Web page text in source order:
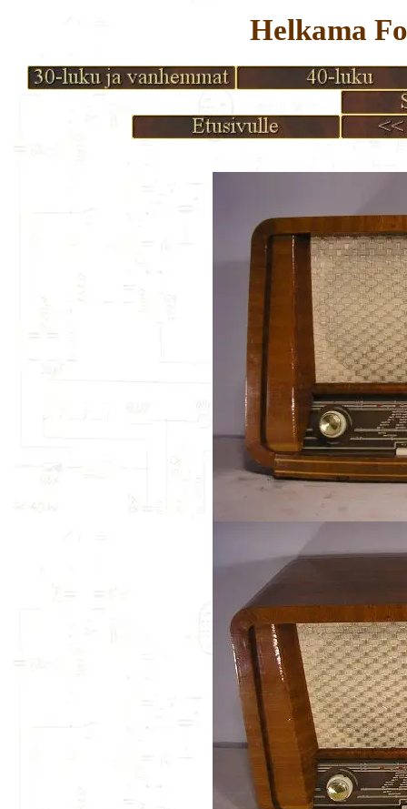
Helkama